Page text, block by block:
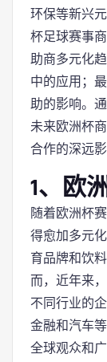
环保等新兴
杯足球赛事
助商多元化
中的应用；
助的影响。
未来欧洲杯
合作的深远影
1、欧
随着欧洲杯
得愈加多元
育品牌和饮
而，近年来
不同行业的
金融和汽车
全球观众和